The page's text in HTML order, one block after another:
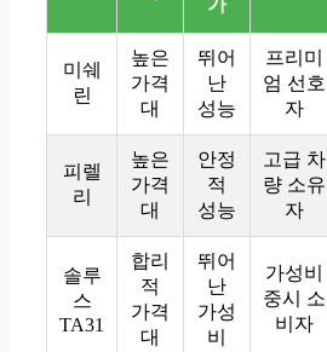
가
미쉐
린
높은
가격
대
뛰어
난
성능
프리미
엄 선호
자
피렐
리
높은
가격
대
안정
적
성능
고급 차
량 소유
자
솔루
스
TA31
합리
적
가격
대
뛰어
난
가성
비
가성비
중시 소
비자